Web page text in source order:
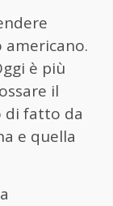
americano.
è più
il
di fatto da
e quella